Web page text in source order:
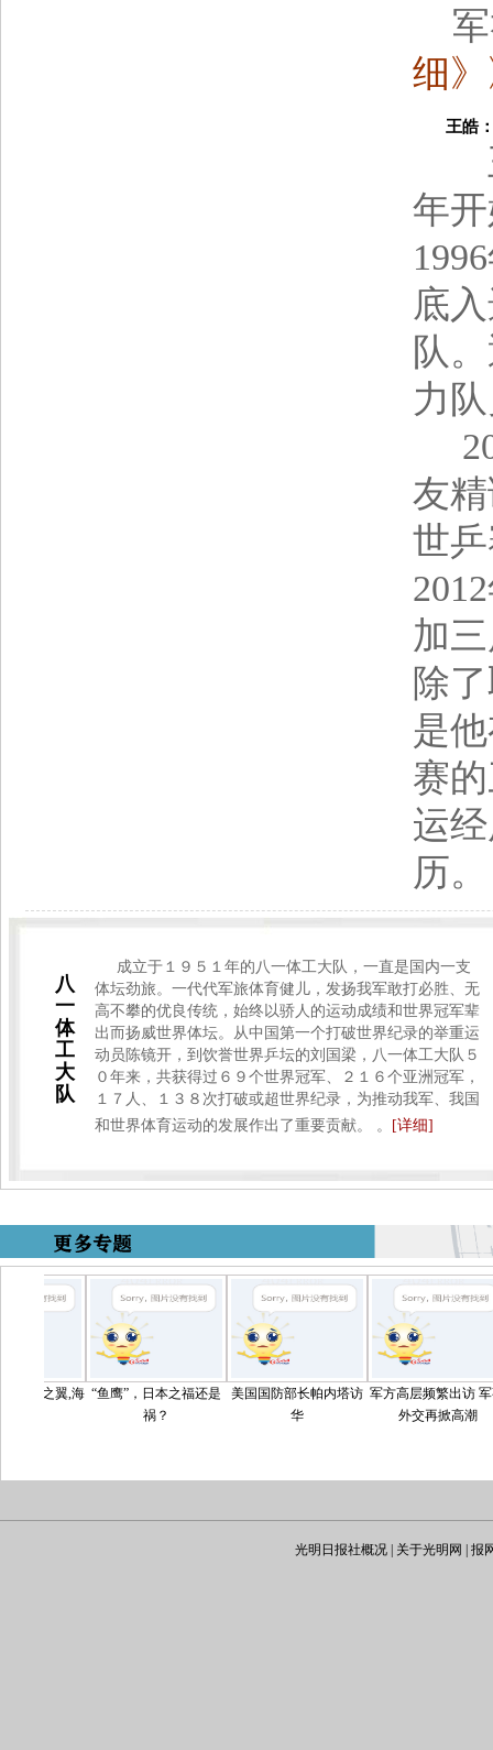
军
细
王皓：
王
年
底
队
力
友
世
加
除
是
赛
运
历
八
一
体
工
大
队
成立于１９５１年的八一体工大队，一直是国内一支
体坛劲旅。一代代军旅体育健儿，发扬我军敢打必胜、无
高不攀的优良传统，始终以骄人的运动成绩和世界冠军辈
出而扬威世界体坛。从中国第一个打破世界纪录的举重运
动员陈镜开，到饮誉世界乒坛的刘国梁，八一体工大队５
０年来，共获得过６９个世界冠军、２１６个亚洲冠军，
１７人、１３８次打破或超世界纪录，为推动我军、我国
和世界体育运动的发展作出了重要贡献。 。 [详细]
“鱼鹰”，日本之福还是
美国国防部长帕内塔访 军方高层频繁出访 军事
外交再掀高潮
海洋
光明日报社概况 关于光明网 报